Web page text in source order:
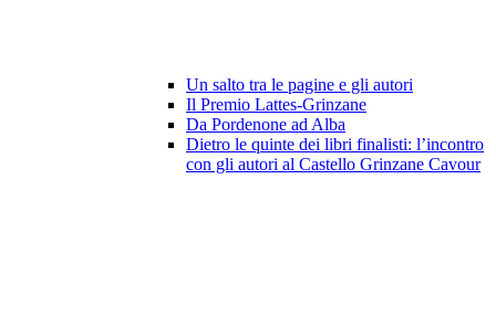
Un salto tra le pagine e gli autori
Il Premio Lattes-Grinzane
Da Pordenone ad Alba
Dietro le quinte dei libri finalisti: l’incontro
con gli autori al Castello Grinzane Cavour